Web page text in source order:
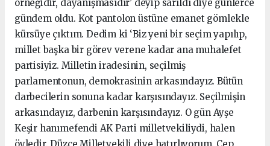
örneğidir, dayanışmasıdır’ deyip sarıldı diye günlerce
gündem oldu. Kot pantolon üstüne emanet gömlekle
kürsüye çıktım. Dedim ki ‘Biz yeni bir seçim yapılıp,
millet başka bir görev verene kadar ana muhalefet
partisiyiz. Milletin iradesinin, seçilmiş
parlamentonun, demokrasinin arkasındayız. Bütün
darbecilerin sonuna kadar karşısındayız. Seçilmişin
arkasındayız, darbenin karşısındayız. O gün Ayşe
Keşir hanımefendi AK Parti milletvekiliydi, halen